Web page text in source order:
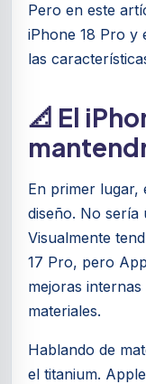
Pero en este
iPhone 18 Pro y
las
📐 El
En primer lugar,
diseño. No sería
Visualmente
17 Pro, pero
mejoras
materiales.
Hablando de
el titanium.